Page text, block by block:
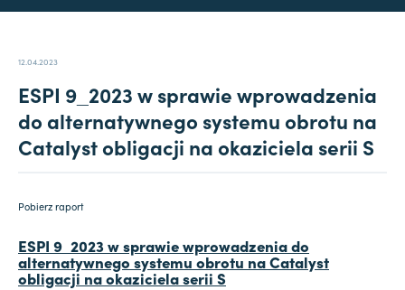
12.04.2023
ESPI 9_2023 w sprawie wprowadzenia
do alternatywnego systemu obrotu na
Catalyst obligacji na okaziciela serii S
Pobierz raport
ESPI 9_2023 w sprawie wprowadzenia do
alternatywnego systemu obrotu na Catalyst
obligacji na okaziciela serii S